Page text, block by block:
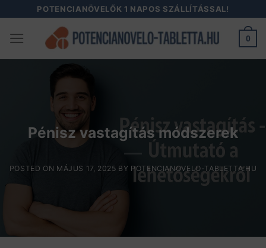
content
POTENCIANÖVELŐK 1 NAPOS SZÁLLÍTÁSSAL!
0
Pénisz vastagítás módszerek
POSTED ON MÁJUS 17, 2025 BY POTENCIANOVELO-TABLETTA.HU